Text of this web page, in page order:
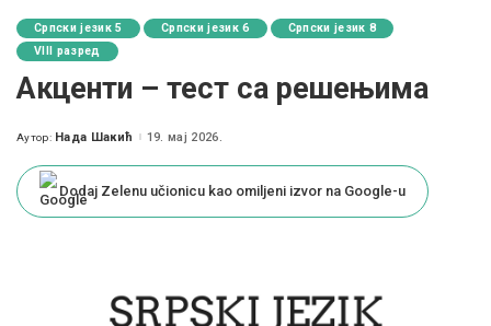
Српски језик 5 Српски језик 6
Српски језик 8
VIII разред
Акценти – тест са решењима
Posted
Аутор: Нада Шакић 19. мај 2026.
Dodaj Zelenu učionicu kao omiljeni izvor na Google-u